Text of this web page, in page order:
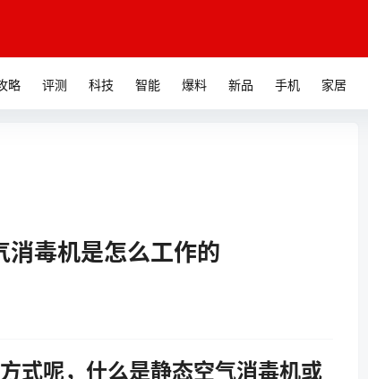
略 评测 科技 智能 爆料 新品 手机 家居
消毒机是怎么工作的
呢，什么是静态空气消毒机或